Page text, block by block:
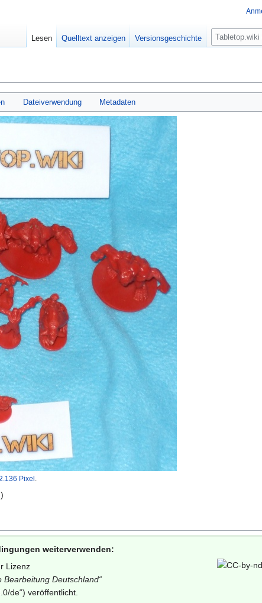
Dateiverwendung Metadaten
Pixel
)
weiterverwenden:
Lizenz
Bearbeitung Deutschland“
de“) veröffentlicht.
Lesen Quelltext anzeigen Versionsgeschichte
S
u
e